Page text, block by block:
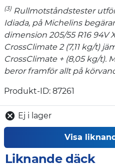
(3) Rullmotståndstester
Idiada, på Michelins
dimension 205/55 R16 94V
CrossClimate 2 (7,11 kg/t)
CrossClimate + (8,05 kg/t).
beror framför allt på
Produkt-ID: 87261
Ej i lager
Visa
Liknande däck